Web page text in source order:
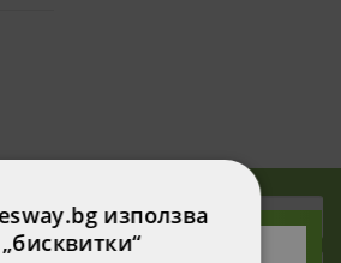
използва
„бисквитки“